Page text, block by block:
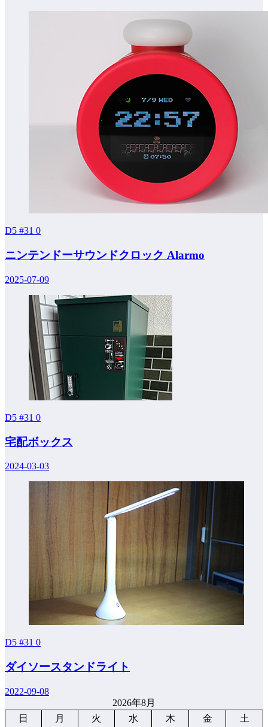
D5 #31 0
ニンテンドーサウンドクロック Alarmo
2025-07-09
D5 #31 0
宅配ボックス
2024-03-03
D5 #31 0
ダイソースタンドライト
2022-09-08
2026年8月
日
月 火 水 木 金
土